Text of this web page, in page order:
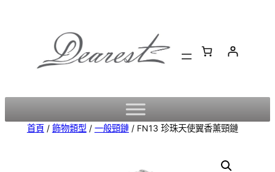
首頁/ 飾物類型 / 一般頸鏈/ FN13 珍珠天使翼香薰頸鏈